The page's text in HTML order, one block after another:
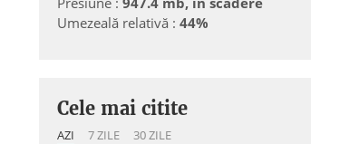
Umezeală relativă : 44%
Cele mai citite
AZI 7 ZILE 30 ZILE